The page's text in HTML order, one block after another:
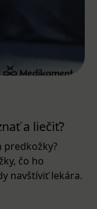
a liečiť?
predkožky?
čo ho
navštíviť lekára.